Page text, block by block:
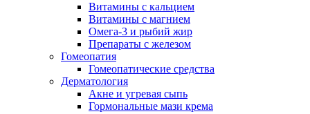
Витамины с кальцием
Витамины с магнием
Омега-3 и рыбий жир
Препараты с железом
Гомеопатия
Гомеопатические средства
Дерматология
Акне и угревая сыпь
Гормональные мази крема